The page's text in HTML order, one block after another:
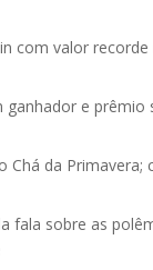
com valor
ganhador e prêmio
Chá da Primavera;
fala sobre as